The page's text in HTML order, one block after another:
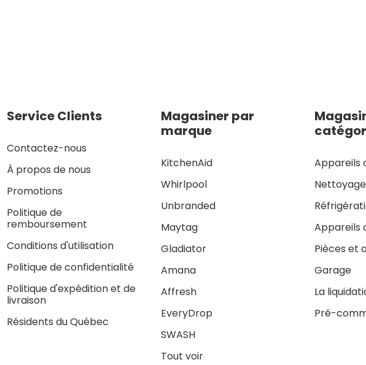
Service Clients
Contactez-nous
À propos de nous
Promotions
Politique de
remboursement
Conditions d'utilisation
Politique de confidentialité
Politique d'expédition et de
livraison
Résidents du Québec
Magasiner par
marque
KitchenAid
Whirlpool
Unbranded
Maytag
Gladiator
Amana
Affresh
EveryDrop
SWASH
Tout voir
Appareils
Nettoyage
Appareils
Pièces et
Garage
La
Pré-